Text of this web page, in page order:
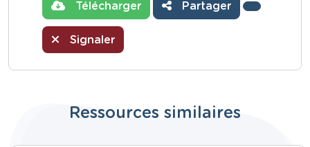
Télécharger Partager
Signaler
Ressources similaires